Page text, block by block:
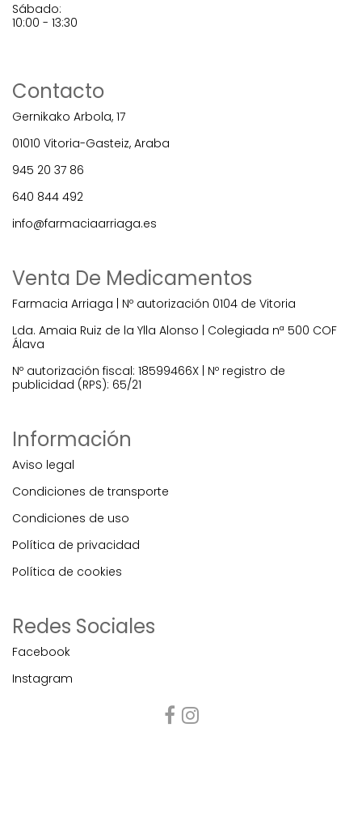
Sábado:
10:00 - 13:30
Contacto
Gernikako Arbola, 17
01010 Vitoria-Gasteiz, Araba
945 20 37 86
640 844 492
info@farmaciaarriaga.es
Venta De Medicamentos
Farmacia Arriaga | Nº autorización 0104 de Vitoria
Lda. Amaia Ruiz de la Ylla Alonso | Colegiada nª 500 COF
Álava
Nº autorización fiscal: 18599466X | Nº registro de
publicidad (RPS): 65/21
Información
Aviso legal
Condiciones de transporte
Condiciones de uso
Política de privacidad
Política de cookies
Redes Sociales
Facebook
Instagram